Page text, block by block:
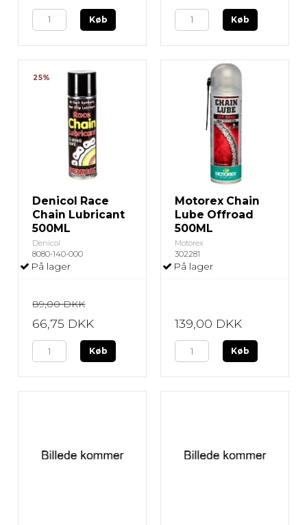
Køb Køb
25%
Denicol Race
Chain Lubricant
500ML
Denicol
8080-140-000
På lager
89,00 DKK
66,75 DKK
Køb
Motorex Chain
Lube Offroad
500ML
Motorex
302281
På lager
139,00 DKK
Køb